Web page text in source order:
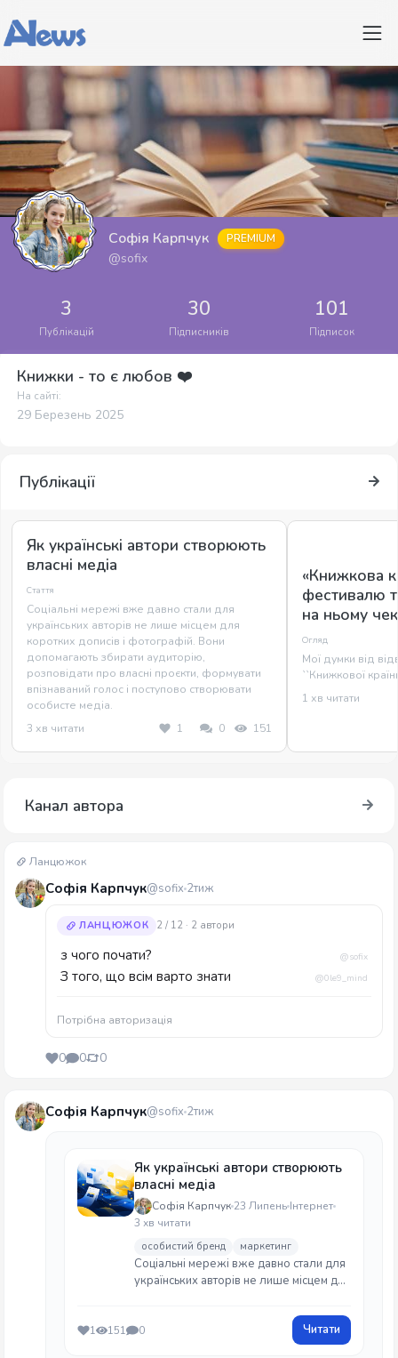
Софія Карпчук PREMIUM
@sofix
3
Публікацій
30
Підписників
101
Підписок
Книжки - то є любов ❤️
На сайті:
29 Березень 2025
Канал автора
Ланцюжок
Софія Карпчук@sofix 2тиж
ЛАНЦЮЖОК 2 / 12 · 2 автори
з чого почати? @sofix
З того, що всім варто знати @0le9_mind
Потрібна авторизація
0 0 0
Софія Карпчук@sofix 2тиж
Як українські автори створюють
власні медіа
Софія Карпчук 23 Липень Інтернет
3 хв читати
особистий бренд маркетинг
Соціальні мережі вже давно стали для
українських авторів не лише місцем для
допомагають збирати аудиторію,
розповідати про власні проєкти,
формувати впізнаваний голос і
1 151 0 Читати
Публікації
Як українські автори створюють
власні медіа
Стаття
Соціальні мережі вже давно стали для
українських авторів не лише місцем для
коротких дописів і фотографій. Вони
допомагають збирати аудиторію,
розповідати про власні проєкти, формувати
впізнаваний голос і поступово створювати
особисте медіа.
3 хв читати
1 0 151
«Книжкова
фестивалю
на ньому
Огляд
Мої думки від
``Книжкової
1 хв читати